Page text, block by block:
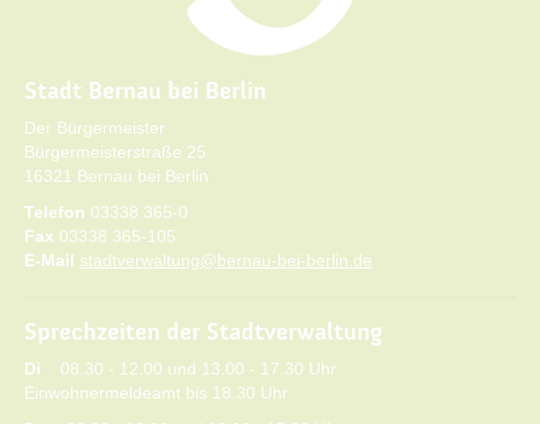
Stadt Bernau bei Berlin
Der Bürgermeister
Bürgermeisterstraße 25
16321 Bernau bei Berlin
Telefon 03338 365-0
Fax 03338 365-105
E-Mail stadtverwaltung@bernau-bei-berlin.de
Sprechzeiten der Stadtverwaltung
Di 08.30 - 12.00 und 13.00 - 17.30 Uhr
Einwohnermeldeamt bis 18.30 Uhr